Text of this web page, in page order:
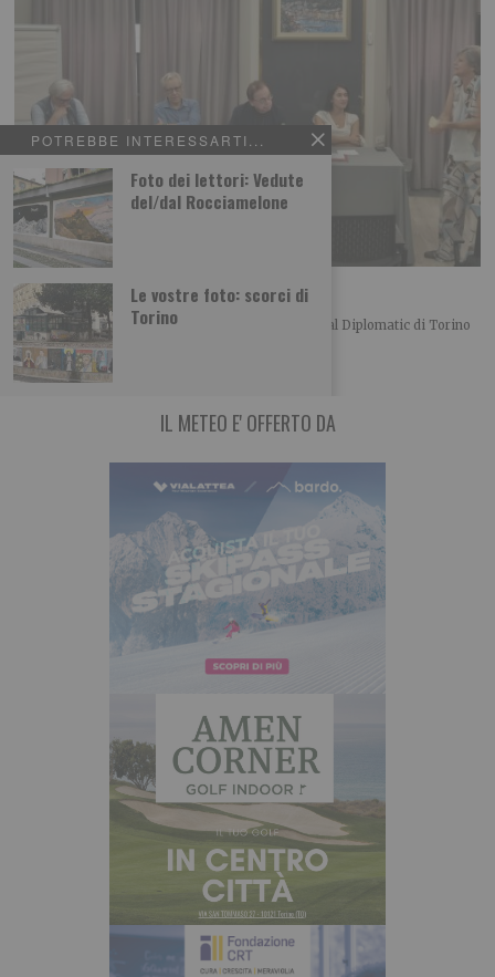
POTREBBE INTERESSARTI...
Foto dei lettori: Vedute
del/dal Rocciamelone
Le vostre foto: scorci di
Torino
L’importanza del centro in politica
Merlo, Nallo e Giachino a confronto Bel convegno al Diplomatic di Torino
organizzato dalla UDC torinese
IL METEO E' OFFERTO DA